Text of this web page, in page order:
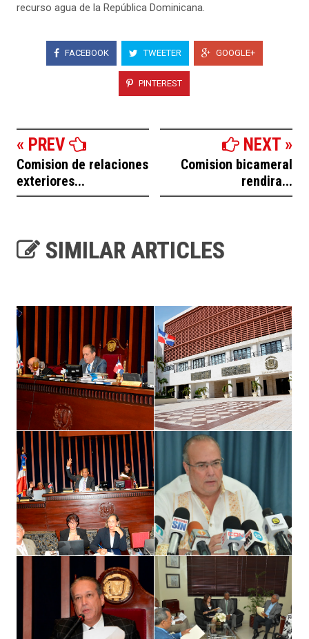
recurso agua de la República Dominicana.
FACEBOOK TWEETER GOOGLE+
PINTEREST
« PREV
Comision de relaciones
exteriores...
NEXT »
Comision bicameral
rendira...
SIMILAR ARTICLES